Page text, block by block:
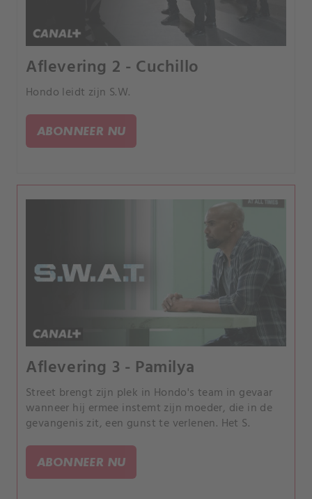
Aflevering 2 - Cuchillo
Hondo leidt zijn S.W.
ABONNEER NU
Aflevering 3 - Pamilya
Street brengt zijn plek in Hondo's team in gevaar
wanneer hij ermee instemt zijn moeder, die in de
gevangenis zit, een gunst te verlenen. Het S.
ABONNEER NU